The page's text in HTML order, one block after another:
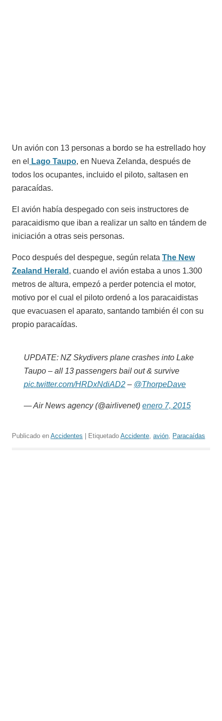
Un avión con 13 personas a bordo se ha estrellado hoy
en el
Lago Taupo, en Nueva Zelanda, después de
todos los ocupantes, incluido el piloto, saltasen en
paracaídas.
El avión había despegado con seis instructores de
paracaidismo que iban a realizar un salto en tándem de
iniciación a otras seis personas.
Poco después del despegue, según relata The New
Zealand Herald , cuando el avión estaba a unos 1.300
metros de altura, empezó a perder potencia el motor,
motivo por el cual el piloto ordenó a los paracaidistas
que evacuasen el aparato, santando también él con su
propio paracaídas.
UPDATE: NZ Skydivers plane crashes into Lake
Taupo – all 13 passengers bail out & survive
pic.twitter.com/HRDxNdiAD2 – @ThorpeDave
— Air News agency (@airlivenet) enero 7, 2015
Publicado en Accidentes | Etiquetado Accidente avión Paracaídas